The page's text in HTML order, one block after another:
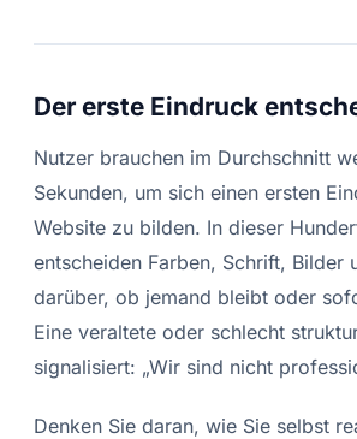
Der erste Eindruck
Nutzer brauchen im Durchschnitt
Sekunden, um sich einen ersten
Website zu bilden. In dieser
entscheiden Farben, Schrift, Bilder
darüber, ob jemand bleibt oder
Eine veraltete oder schlecht
signalisiert: „Wir sind nicht
Denken Sie daran, wie Sie selbst